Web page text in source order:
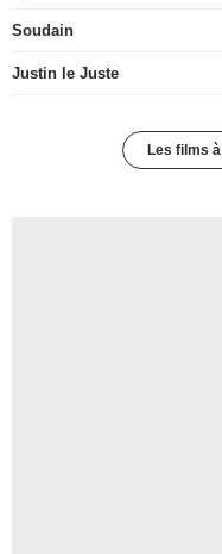
Soudain
Justin le Juste
Les films